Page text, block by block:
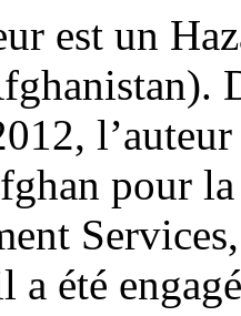
est un
pour
a été